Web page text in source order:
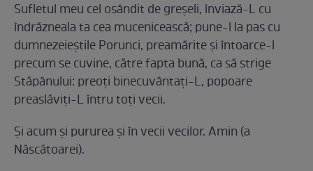
Sufletul meu cel osândit de greşeli, înviază-L cu
îndrăzneala ta cea mucenicească; pune-l la pas cu
dumnezeieştile Porunci, preamărite şi întoarce-l
precum se cuvine, către fapta bună, ca să strige
Stăpânului: preoţi binecuvântaţi-L, popoare
preaslăviţi-L întru toţi vecii.
Şi acum şi pururea şi în vecii vecilor. Amin (a
Născătoarei).